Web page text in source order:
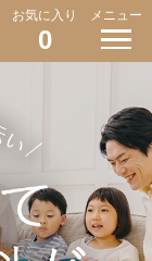
お気に入り
0
メニュー